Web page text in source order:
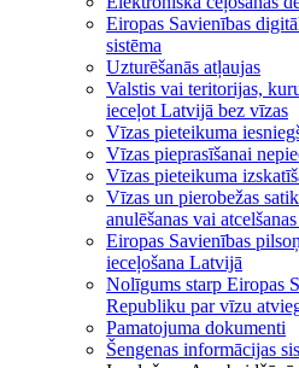
Eiropas Savienības
sistēma
Uzturēšanās atļaujas
Valstis vai teritorijas,
ieceļot Latvijā bez vīzas
Vīzas pieteikuma
Vīzas pieprasīšanai
Vīzas pieteikuma
Vīzas un pierobežas
anulēšanas vai
Eiropas Savienības
ieceļošana Latvijā
Nolīgums starp Eiropas
Republiku par vīzu
Pamatojuma dokumenti
Šengenas informācijas